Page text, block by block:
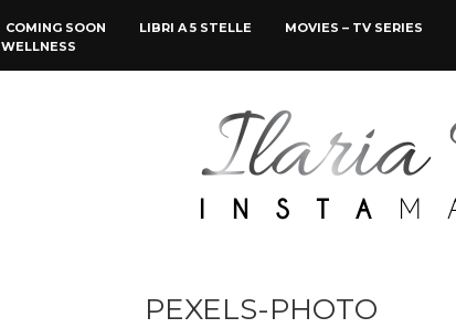
COMING SOON LIBRI A 5 STELLE
MOVIES – TV SERIES
WELLNESS
PEXELS-PHOTO